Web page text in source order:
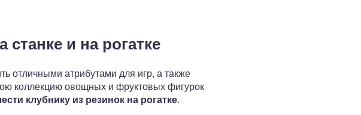
и на рогатке
отличными атрибутами для игр, а также
коллекцию овощных и фруктовых фигурок
клубнику из резинок на рогатке.